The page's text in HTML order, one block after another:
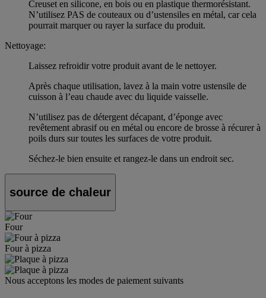
Creuset en silicone, en bois ou en plastique thermorésistant.
N’utilisez PAS de couteaux ou d’ustensiles en métal, car cela
pourrait marquer ou rayer la surface du produit.
Nettoyage:
Laissez refroidir votre produit avant de le nettoyer.
Après chaque utilisation, lavez à la main votre ustensile de
cuisson à l’eau chaude avec du liquide vaisselle.
N’utilisez pas de détergent décapant, d’éponge avec
revêtement abrasif ou en métal ou encore de brosse à récurer à
poils durs sur toutes les surfaces de votre produit.
Séchez-le bien ensuite et rangez-le dans un endroit sec.
source de chaleur
Four
Four à pizza
Nous acceptons les modes de paiement suivants